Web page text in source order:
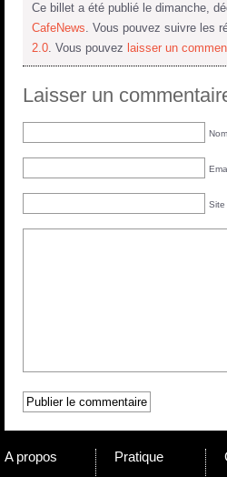
Ce billet a été publié le dimanche,
CafeNews. Vous pouvez suivre les
2.0. Vous pouvez laisser un
Laisser un
Site
A propos Pratique